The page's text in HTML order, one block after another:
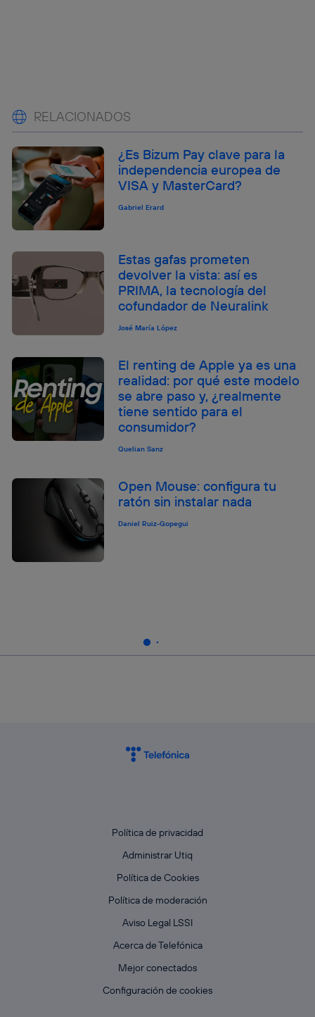
RELACIONADOS
¿Es Bizum Pay clave para la
independencia europea de
VISA y MasterCard?
Gabriel Erard
Estas gafas prometen
devolver la vista: así es
PRIMA, la tecnología del
cofundador de Neuralink
José María López
El renting de Apple ya es una
realidad: por qué este modelo
se abre paso y, ¿realmente
tiene sentido para el
consumidor?
Quelian Sanz
Open Mouse: configura tu
ratón sin instalar nada
Daniel Ruiz-Gopegui
Política de privacidad
Administrar Utiq
Política de Cookies
Política de moderación
Aviso Legal LSSI
Acerca de Telefónica
Mejor conectados
Configuración de cookies